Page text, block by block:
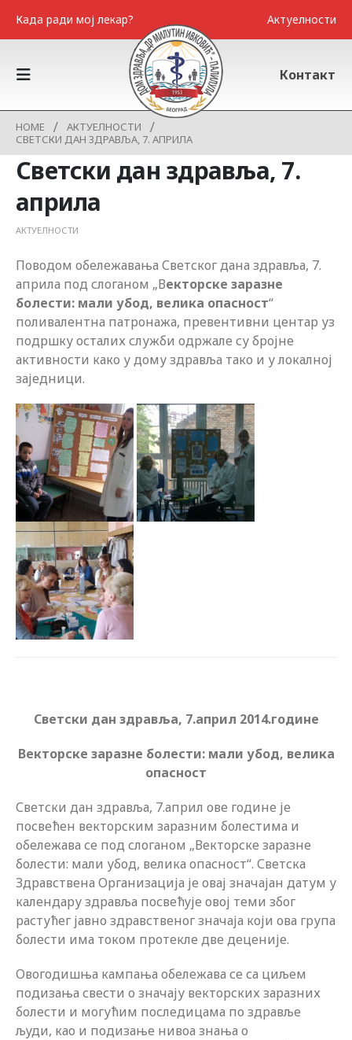
Када ради мој лекар? Актуелности
Контакт
HOME
АКТУЕЛНОСТИ
СВЕТСКИ ДАН ЗДРАВЉА, 7. АПРИЛА
Светски дан здравља, 7.
априла
АКТУЕЛНОСТИ
Поводом обележавања Светског дана здравља, 7.
априла под слоганом „Векторске заразне
болести: мали убод, велика опасност“
поливалентна патронажа, превентивни центар уз
подршку осталих служби одржале су бројне
активности како у дому здравља тако и у локалној
заједници.
Светски дан здравља, 7.април 2014.године
Векторске заразне болести: мали убод, велика
опасност
Светски дан здравља, 7.април ове године је
посвећен векторским заразним болестима и
обележава се под слоганом „Векторске заразне
болести: мали убод, велика опасност“. Светска
Здравствена Организација је овај значајан датум у
календару здравља посвећује овој теми због
растућег јавно здравственог значаја који ова група
болести има током протекле две деценије.
Овогодишња кампања обележава се са циљем
подизања свести о значају векторских заразних
болести и могућим последицама по здравље
људи, као и подизање нивоа знања о